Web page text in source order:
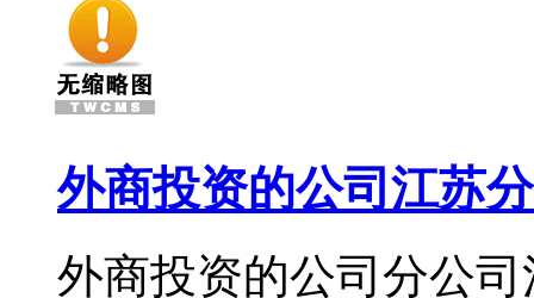
外商投资的公司江苏
外商投资的公司分公